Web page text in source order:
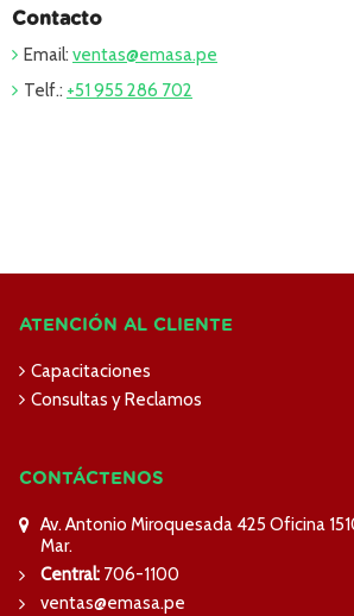
Contacto
Email: ventas@emasa.pe
Telf.: +51 955 286 702
ATENCIÓN AL CLIENTE
Capacitaciones
Consultas y Reclamos
CONTÁCTENOS
Av. Antonio Miroquesada 425 Oficina
Mar.
Central: 706-1100
ventas@emasa.pe